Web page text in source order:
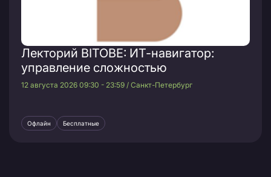
Лекторий BITOBE: ИТ-навигатор:
управление сложностью
12 августа 2026 09:30 - 23:59 / Санкт-Петербург
Офлайн Бесплатные